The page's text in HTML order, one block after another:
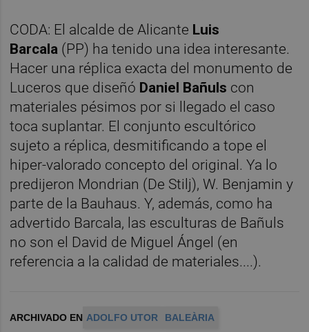
CODA: El alcalde de Alicante Luis
Barcala (PP) ha tenido una idea interesante.
Hacer una réplica exacta del monumento de
Luceros que diseñó Daniel Bañuls con
materiales pésimos por si llegado el caso
toca suplantar. El conjunto escultórico
sujeto a réplica, desmitificando a tope el
hiper-valorado concepto del original. Ya lo
predijeron Mondrian (De Stilj), W. Benjamin y
parte de la Bauhaus. Y, además, como ha
advertido Barcala, las esculturas de Bañuls
no son el David de Miguel Ángel (en
referencia a la calidad de materiales....).
ARCHIVADO EN ADOLFO UTOR BALEÀRIA